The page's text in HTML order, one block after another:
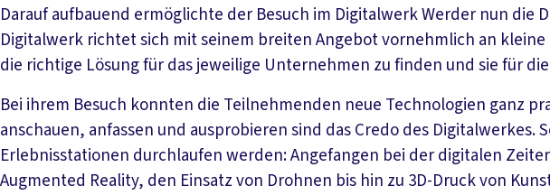
Darauf aufbauend ermöglichte der Besuch im Digitalwerk Werder nun die
Digitalwerk richtet sich mit seinem breiten Angebot vornehmlich an
die richtige Lösung für das jeweilige Unternehmen zu finden und sie für
Bei ihrem Besuch konnten die Teilnehmenden neue Technologien ganz
anschauen, anfassen und ausprobieren sind das Credo des Digitalwerkes.
Erlebnisstationen durchlaufen werden: Angefangen bei der digitalen
Augmented Reality, den Einsatz von Drohnen bis hin zu 3D-Druck von